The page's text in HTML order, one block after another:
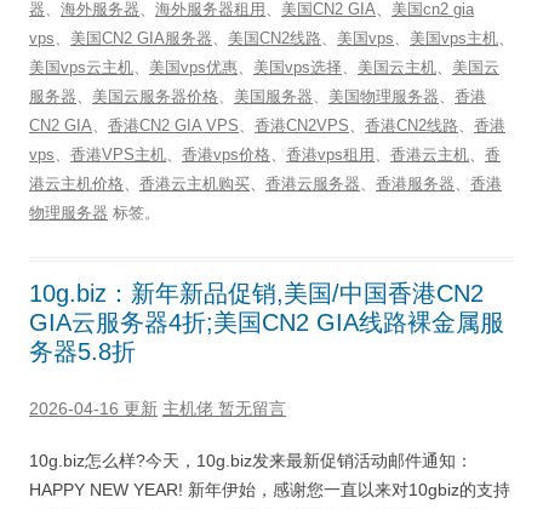
器、 海外服务器、 海外服务器租用 、 美国CN2 GIA、 美国cn2 gia
vps、 美国CN2 GIA服务器、 美国CN2线路、 美国vps、 美国vps主机、
美国vps云主机、 美国vps优惠、 美国vps选择、 美国云主机、 美国云
服务器、 美国云服务器价格、 美国服务器、 美国物理服务器、 香港
CN2 GIA、 香港CN2 GIA VPS、 香港CN2VPS、 香港CN2线路、 香港
vps、 香港VPS主机、 香港vps价格、 香港vps租用 、 香港云主机、 香
港云主机价格、 香港云主机购买、 香港云服务器、 香港服务器、 香港
物理服务器 标签。
10g.biz：新年新品促销,美国/中国香港CN2
GIA云服务器4折;美国CN2 GIA线路裸金属服
务器5.8折
2026-04-16 更新 主机佬 暂无留言
10g.biz怎么样?今天，10g.biz发来最新促销活动邮件通知：
HAPPY NEW YEAR! 新年伊始，感谢您一直以来对10gbiz的支持